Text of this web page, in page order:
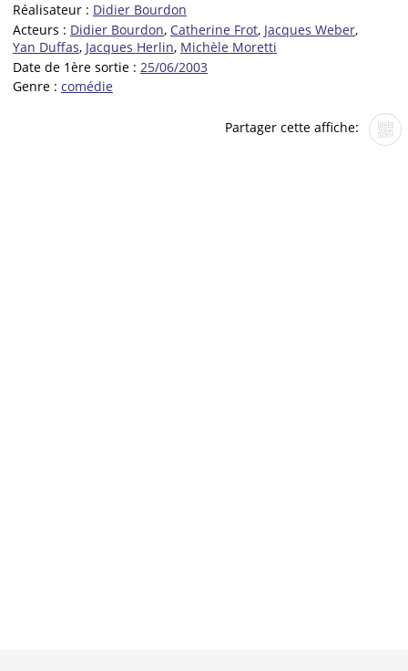
Réalisateur : Didier Bourdon
Acteurs : Didier Bourdon, Catherine Frot, Jacques Weber,
Yan Duffas, Jacques Herlin, Michèle Moretti
Date de 1ère sortie : 25/06/2003
Genre : comédie
Partager cette affiche: